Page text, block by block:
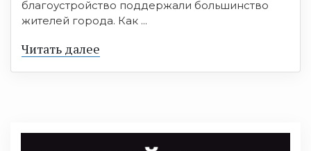
благоустройство поддержали большинство
жителей города. Как ...
Читать далее